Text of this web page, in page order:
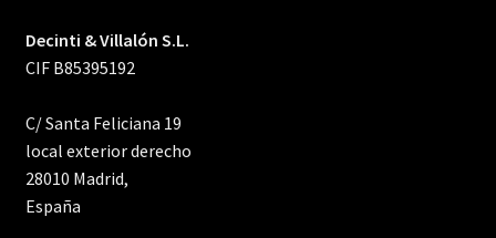
Decinti & Villalón S.L.
CIF B85395192
C/ Santa Feliciana 19
local exterior derecho
28010 Madrid,
España